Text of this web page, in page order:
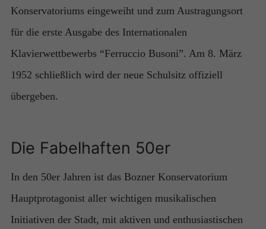
Konservatoriums eingeweiht und zum Austragungsort
für die erste Ausgabe des Internationalen
Klavierwettbewerbs “Ferruccio Busoni”. Am 8. März
1952 schließlich wird der neue Schulsitz offiziell
übergeben.
Die Fabelhaften 50er
In den 50er Jahren ist das Bozner Konservatorium
Hauptprotagonist aller wichtigen musikalischen
Initiativen der Stadt, mit aktiven und enthusiastischen